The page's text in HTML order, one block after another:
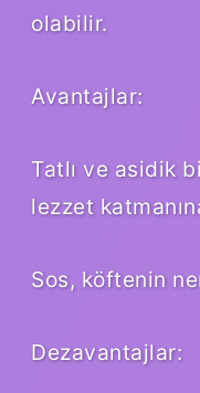
olabilir.
Avantajlar:
Tatlı ve asidik
lezzet
Sos, köftenin
Dezavantajlar: